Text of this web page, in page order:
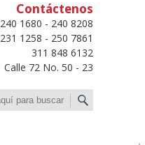
Contáctenos
240 1680 - 240 8208
231 1258 - 250 7861
311 848 6132
Calle 72 No. 50 - 23